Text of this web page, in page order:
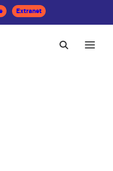
Extranet
alimentaires s’immiscent